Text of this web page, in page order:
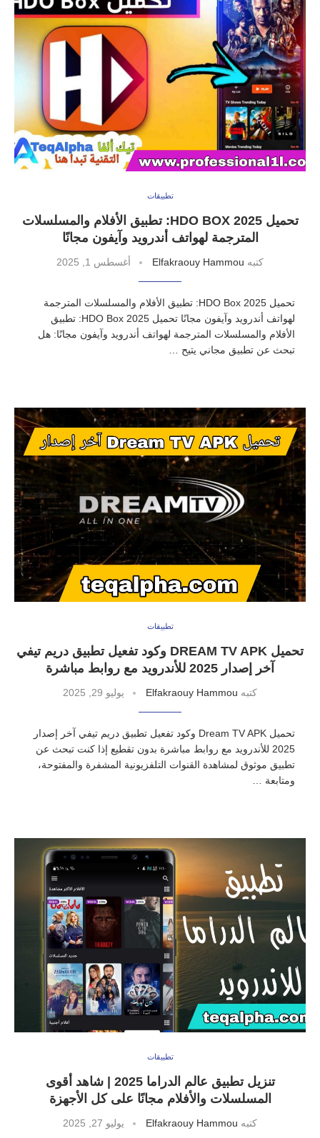
تطبيقات
تحميل HDO BOX 2025: تطبيق الأفلام والمسلسلات
المترجمة لهواتف أندرويد وآيفون مجانًا
كتبه Elfakraouy Hammou أغسطس 1, 2025
تحميل HDO Box 2025: تطبيق الأفلام والمسلسلات المترجمة
لهواتف أندرويد وآيفون مجانًا تحميل HDO Box 2025: تطبيق
الأفلام والمسلسلات المترجمة لهواتف أندرويد وآيفون مجانًا: هل
تبحث عن تطبيق مجاني يتيح …
تطبيقات
تحميل DREAM TV APK وكود تفعيل تطبيق دريم تيفي
آخر إصدار 2025 للأندرويد مع روابط مباشرة
كتبه Elfakraouy Hammou يوليو 29, 2025
تحميل Dream TV APK وكود تفعيل تطبيق دريم تيفي آخر إصدار
2025 للأندرويد مع روابط مباشرة بدون تقطيع إذا كنت تبحث عن
تطبيق موثوق لمشاهدة القنوات التلفزيونية المشفرة والمفتوحة،
ومتابعة …
تطبيقات
تنزيل تطبيق عالم الدراما 2025 | شاهد أقوى
المسلسلات والأفلام مجانًا على كل الأجهزة
كتبه Elfakraouy Hammou يوليو 27, 2025